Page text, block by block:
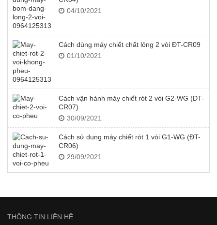
04/10/2021
Cách dùng máy chiết chất lỏng 2 vòi ĐT-CR09
01/10/2021
Cách vận hành máy chiết rót 2 vòi G2-WG (ĐT-
CR07)
30/09/2021
Cách sử dụng máy chiết rót 1 vòi G1-WG (ĐT-
CR06)
29/09/2021
THÔNG TIN LIÊN HỆ